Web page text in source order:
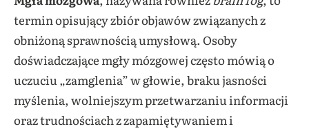
termin opisujący zbiór objawów związanych z
obniżoną sprawnością umysłową. Osoby
doświadczające mgły mózgowej często mówią o
uczuciu „zamglenia” w głowie, braku jasności
myślenia, wolniejszym przetwarzaniu informacji
oraz trudnościach z zapamiętywaniem i